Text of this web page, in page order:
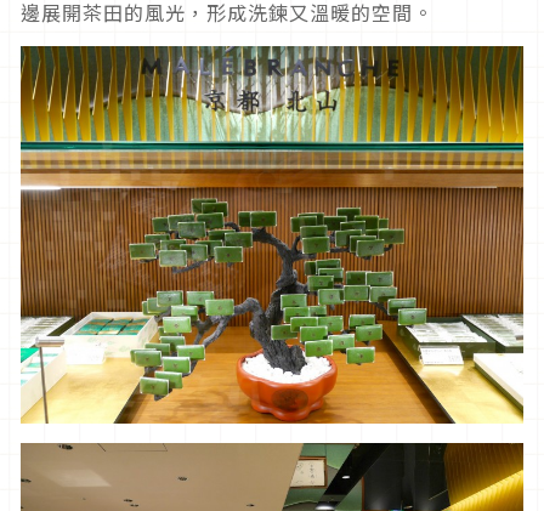
邊展開茶田的風光，形成洗鍊又溫暖的空間。